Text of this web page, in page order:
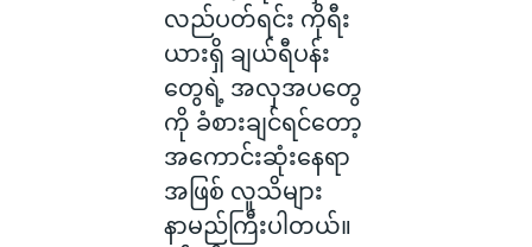
လည်ပတ်ရင်း ကိုရီး
ယားရှိ ချယ်ရီပန်း
တွေရဲ့ အလှအပတွေ
ကို ခံစားချင်ရင်တော့
အကောင်းဆုံးနေရာ
အဖြစ် လူသိများ
နာမည်ကြီးပါတယ်။